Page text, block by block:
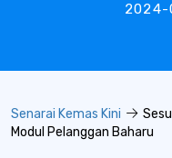
2024-
Senarai Kemas Kini
Modul Pelanggan Baharu